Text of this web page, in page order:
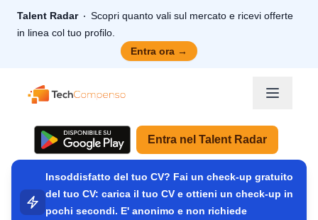
Talent Radar
Scopri quanto vali sul mercato e ricevi offerte
in linea col tuo profilo.
Entra ora →
TechCompenso
Entra nel Talent Radar
Insoddisfatto del tuo CV? Fai un check-up gratuito
del tuo CV: carica il tuo CV e ottieni un check-up in
pochi secondi. E' anonimo e non richiede